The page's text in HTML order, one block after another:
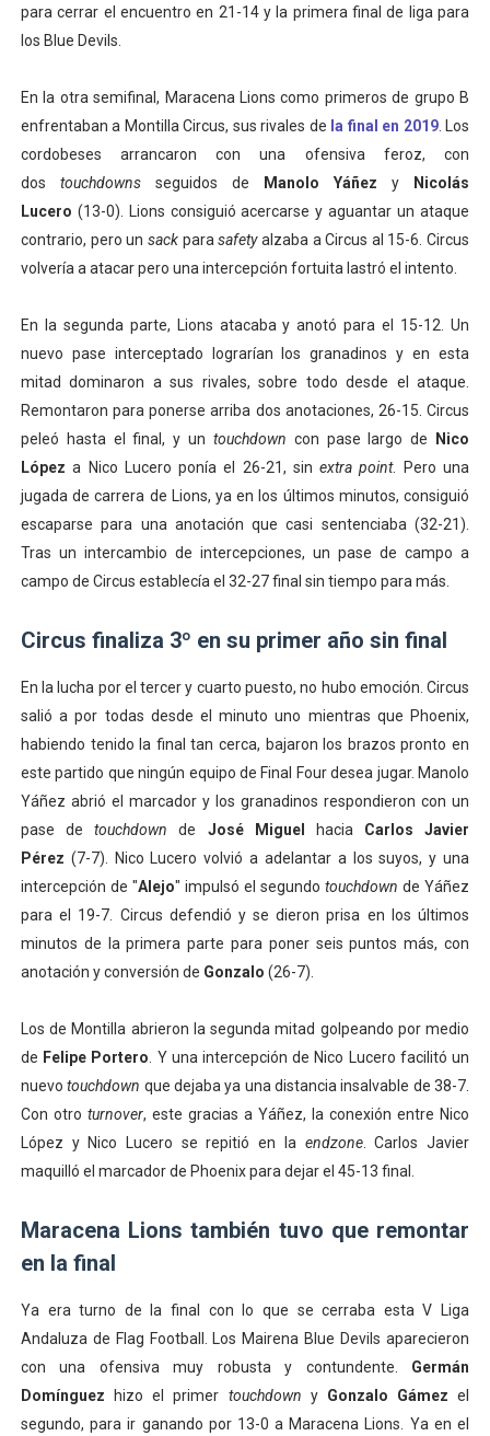
para cerrar el encuentro en 21-14 y la primera final de liga para
los Blue Devils.
En la otra semifinal, Maracena Lions como primeros de grupo B
enfrentaban a Montilla Circus, sus rivales de la final en 2019. Los
cordobeses arrancaron con una ofensiva feroz, con
dos touchdowns seguidos de Manolo Yáñezy
Nicolás
Lucero (13-0). Lions consiguió acercarse y aguantar un ataque
contrario, pero un sack parasafetyalzaba a Circus al 15-6. Circus
volvería a atacar pero una intercepción fortuita lastró el intento.
En la segunda parte, Lions atacaba y anotó para el 15-12. Un
nuevo pase interceptado lograrían los granadinos y en esta
mitad dominaron a sus rivales, sobre todo desde el ataque.
Remontaron para ponerse arriba dos anotaciones, 26-15. Circus
peleó hasta el final, y un touchdown con pase largo de
Nico
Lópeza Nico Lucero ponía el 26-21, sinextra point. Pero una
jugada de carrera de Lions, ya en los últimos minutos, consiguió
escaparse para una anotación que casi sentenciaba (32-21).
Tras un intercambio de intercepciones, un pase de campo a
campo de Circus establecía el 32-27 final sin tiempo para más.
Circus finaliza 3º en su primer año sin final
En la lucha por el tercer y cuarto puesto, no hubo emoción. Circus
salió a por todas desde el minuto uno mientras que Phoenix,
habiendo tenido la final tan cerca, bajaron los brazos pronto en
este partido que ningún equipo de Final Four desea jugar. Manolo
Yáñez abrió el marcador y los granadinos respondieron con un
pase detouchdownde José Miguel hacia Carlos Javier
Pérez (7-7). Nico Lucero volvió a adelantar a los suyos, y una
intercepción de "Alejo" impulsó el segundotouchdownde Yáñez
para el 19-7. Circus defendió y se dieron prisa en los últimos
minutos de la primera parte para poner seis puntos más, con
anotación y conversión de Gonzalo (26-7).
Los de Montilla abrieron la segunda mitad golpeando por medio
de Felipe Portero . Y una intercepción de Nico Lucero facilitó un
nuevotouchdown que dejaba ya una distancia insalvable de 38-7.
Con otro turnover, este gracias a Yáñez, la conexión entre Nico
López y Nico Lucero se repitió en la endzone. Carlos Javier
maquilló el marcador de Phoenix para dejar el 45-13 final.
Maracena Lions también tuvo que remontar
en la final
Ya era turno de la final con lo que se cerraba esta V Liga
Andaluza de Flag Football. Los Mairena Blue Devils aparecieron
con una ofensiva muy robusta y contundente. Germán
Domínguez
hizo el primer touchdown y Gonzalo Gámezel
segundo, para ir ganando por 13-0 a Maracena Lions. Ya en el